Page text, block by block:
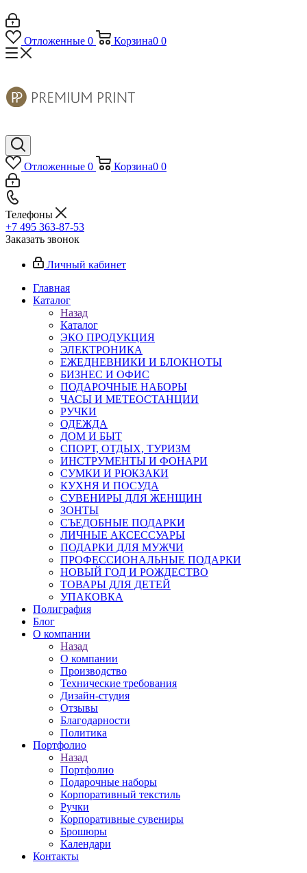
Отложенные 0 Корзина0 0
Отложенные 0 Корзина0 0
Телефоны
+7 495 363-87-53
Заказать звонок
Личный кабинет
Главная
Каталог
Назад
Каталог
ЭКО ПРОДУКЦИЯ
ЭЛЕКТРОНИКА
ЕЖЕДНЕВНИКИ И БЛОКНОТЫ
БИЗНЕС И ОФИС
ПОДАРОЧНЫЕ НАБОРЫ
ЧАСЫ И МЕТЕОСТАНЦИИ
РУЧКИ
ОДЕЖДА
ДОМ И БЫТ
СПОРТ, ОТДЫХ, ТУРИЗМ
ИНСТРУМЕНТЫ И ФОНАРИ
СУМКИ И РЮКЗАКИ
КУХНЯ И ПОСУДА
СУВЕНИРЫ ДЛЯ ЖЕНЩИН
ЗОНТЫ
СЪЕДОБНЫЕ ПОДАРКИ
ЛИЧНЫЕ АКСЕССУАРЫ
ПОДАРКИ ДЛЯ МУЖЧИ
ПРОФЕССИОНАЛЬНЫЕ ПОДАРКИ
НОВЫЙ ГОД И РОЖДЕСТВО
ТОВАРЫ ДЛЯ ДЕТЕЙ
УПАКОВКА
Полиграфия
Блог
О компании
Назад
О компании
Производство
Технические требования
Дизайн-студия
Отзывы
Благодарности
Политика
Портфолио
Назад
Портфолио
Подарочные наборы
Корпоративный текстиль
Ручки
Корпоративные сувениры
Брошюры
Календари
Контакты